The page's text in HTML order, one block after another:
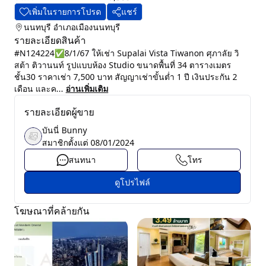
เพิ่มในรายการโปรด
แชร์
นนทบุรี อำเภอเมืองนนทบุรี
รายละเอียดสินค้า
#N124224✅8/1/67 ให้เช่า Supalai Vista Tiwanon ศุภาลัย วิ
สต้า ติวานนท์ รูปแบบห้อง Studio ขนาดพื้นที่ 34 ตารางเมตร
ชั้น30 ราคาเช่า 7,500 บาท สัญญาเช่าขั้นต่ำ 1 ปี เงินประกัน 2
เดือน และค... อ่านเพิ่มเติม
รายละเอียดผู้ขาย
บันนี่ Bunny
สมาชิกตั้งแต่ 08/01/2024
สนทนา
โทร
ดูโปรไฟล์
โฆษณาที่คล้ายกัน